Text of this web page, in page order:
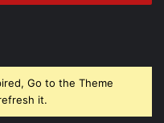
Go to the Theme
it.